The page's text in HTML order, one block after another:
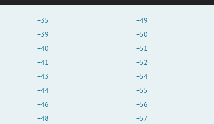
+35
+39
+40
+41
+43
+44
+46
+48
+49
+50
+51
+52
+54
+55
+56
+57